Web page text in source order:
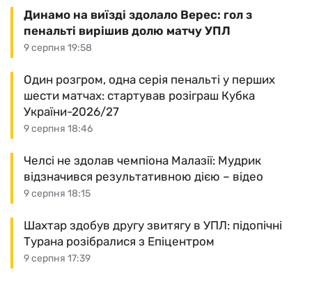
9 серпня 19:58
Динамо на виїзді здолало Верес: гол з
пенальті вирішив долю матчу УПЛ
9 серпня 18:46
Один розгром, одна серія пенальті у перших
шести матчах: стартував розіграш Кубка
України-2026/27
9 серпня 18:15
Челсі не здолав чемпіона Малазії: Мудрик
відзначився результативною дією – відео
9 серпня 17:39
Шахтар здобув другу звитягу в УПЛ: підопічні
Турана розібралися з Епіцентром